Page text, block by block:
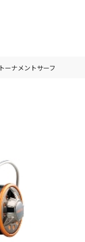
トーナメントサーフ